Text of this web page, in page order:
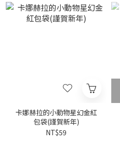
卡娜赫拉的小動物星幻金紅
包袋(謹賀新年)
NT$59